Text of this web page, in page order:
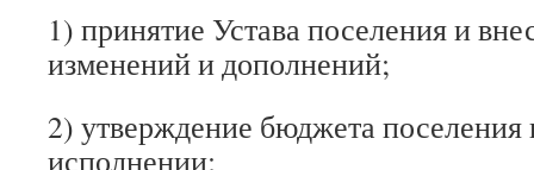
1) принятие Устава поселения и
изменений и дополнений;
2) утверждение бюджета поселения
исполнении;